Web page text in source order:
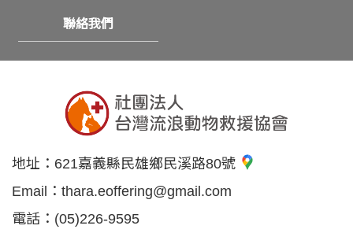
聯絡我們
地址： 621嘉義縣民雄鄉民溪路80號
Email： thara.eoffering@gmail.com
電話： (05)226-9595